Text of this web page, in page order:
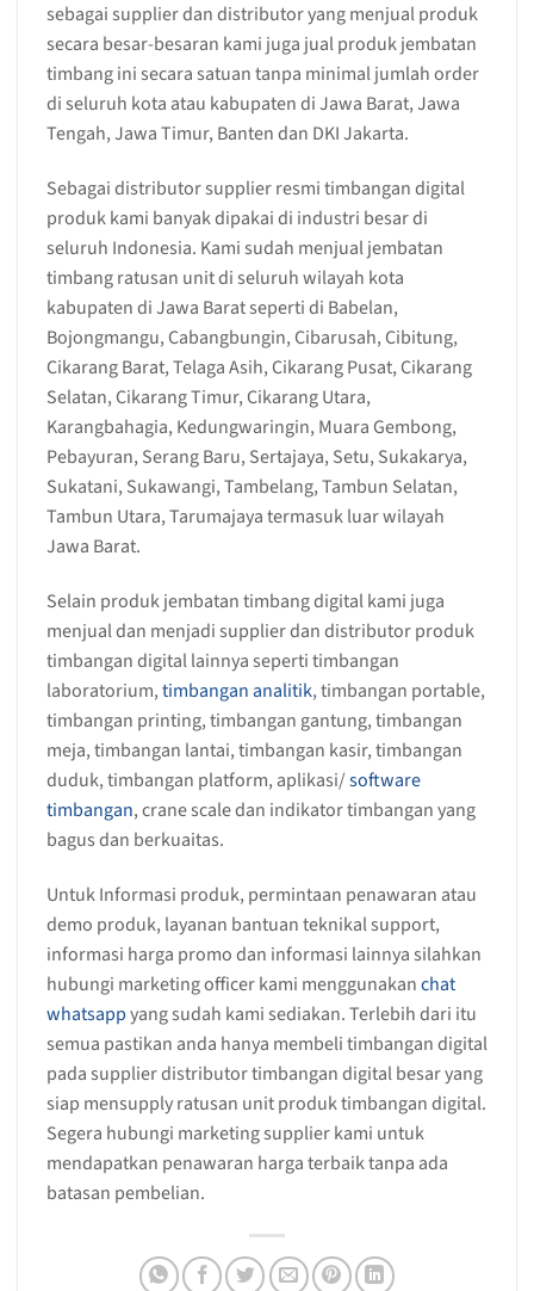
sebagai supplier dan distributor yang menjual produk
secara besar-besaran kami juga jual produk jembatan
timbang ini secara satuan tanpa minimal jumlah order
di seluruh kota atau kabupaten di Jawa Barat, Jawa
Tengah, Jawa Timur, Banten dan DKI Jakarta.
Sebagai distributor supplier resmi timbangan digital
produk kami banyak dipakai di industri besar di
seluruh Indonesia. Kami sudah menjual jembatan
timbang ratusan unit di seluruh wilayah kota
kabupaten di Jawa Barat seperti di Babelan,
Bojongmangu, Cabangbungin, Cibarusah, Cibitung,
Cikarang Barat, Telaga Asih, Cikarang Pusat, Cikarang
Selatan, Cikarang Timur, Cikarang Utara,
Karangbahagia, Kedungwaringin, Muara Gembong,
Pebayuran, Serang Baru, Sertajaya, Setu, Sukakarya,
Sukatani, Sukawangi, Tambelang, Tambun Selatan,
Tambun Utara, Tarumajaya termasuk luar wilayah
Jawa Barat.
Selain produk jembatan timbang digital kami juga
menjual dan menjadi supplier dan distributor produk
timbangan digital lainnya seperti timbangan
laboratorium,timbangan analitik, timbangan portable,
timbangan printing, timbangan gantung, timbangan
meja, timbangan lantai, timbangan kasir, timbangan
duduk, timbangan platform, aplikasi/software
timbangan, crane scale dan indikator timbangan yang
bagus dan berkuaitas.
Untuk Informasi produk, permintaan penawaran atau
demo produk, layanan bantuan teknikal support,
informasi harga promo dan informasi lainnya silahkan
hubungi marketing officer kami menggunakanchat
whatsappyang sudah kami sediakan. Terlebih dari itu
semua pastikan anda hanya membeli timbangan digital
pada supplier distributor timbangan digital besar yang
siap mensupply ratusan unit produk timbangan digital.
Segera hubungi marketing supplier kami untuk
mendapatkan penawaran harga terbaik tanpa ada
batasan pembelian.